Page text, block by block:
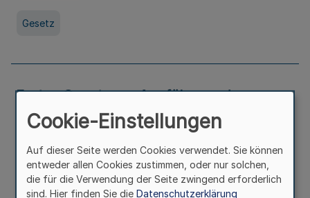
Gesetz
Erstes Gesetz zur Ausführung des
Kinder- und Jugendhilfegesetzes - AG -
KJHG -
In Kraft Seit 01. Januar 1991
Cookie-Einstellungen
Auf dieser Seite werden Cookies verwendet. Sie können
entweder allen Cookies zustimmen, oder nur solchen,
die für die Verwendung der Seite zwingend erforderlich
sind. Hier finden Sie die Datenschutzerklärung